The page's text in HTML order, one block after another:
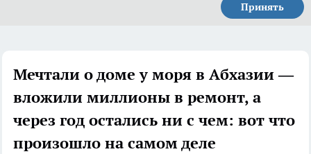
Принять
Мечтали о доме у моря в Абхазии —
вложили миллионы в ремонт, а
через год остались ни с чем: вот что
произошло на самом деле